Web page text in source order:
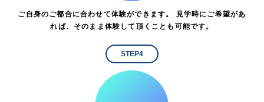
ご自身のご都合に合わせて体験ができます。 見学時にご希望があ
れば、そのまま体験して頂くことも可能です。
STEP4